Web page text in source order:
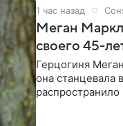
1 час назад
Меган Маркл
своего 45-
Герцогиня
она